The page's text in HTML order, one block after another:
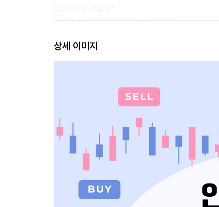
__파이썬 설치 15__PyCharm 설치 19
2.3 파이썬 프로그래밍 기초 33
__파이썬 기초 문법 34
__EXE 실행 파일 만들기 48
CHAPTER 03 챗GPT를 활용한 금융 데이터 수집
3.1 챗GPT 질문법 58
3.2 주식 데이터 수집 60
__주식 데이터 수집 목표 및 질문 구성 61
__챗GPT 답변의 오류 수정하기 66
상세 이미지